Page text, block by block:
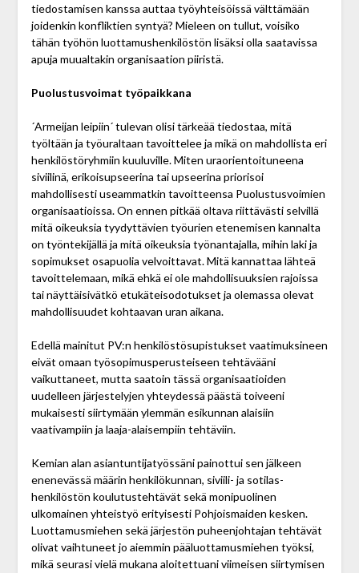
tiedostamisen kanssa auttaa työyhteisöissä välttämään
joidenkin konfliktien syntyä? Mieleen on tullut, voisiko
tähän työhön luottamushenkilöstön lisäksi olla saatavissa
apuja muualtakin organisaation piiristä.
Puolustusvoimat työpaikkana
´Armeijan leipiin´ tulevan olisi tärkeää tiedostaa, mitä
työltään ja työuraltaan tavoittelee ja mikä on mahdollista eri
henkilöstöryhmiin kuuluville. Miten uraorientoituneena
siviilinä, erikoisupseerina tai upseerina priorisoi
mahdollisesti useammatkin tavoitteensa Puolustus­voimien
organisaatioissa. On ennen pitkää oltava riittävästi selvillä
mitä oikeuksia tyydyttävien työurien etenemisen kannalta
on työntekijällä ja mitä oikeuksia työnantajalla, mihin laki ja
sopimukset osapuolia velvoittavat. Mitä kannattaa lähteä
tavoittelemaan, mikä ehkä ei ole mahdollisuuksien rajoissa
tai näyttäisivätkö etukäteisodotukset ja olemassa olevat
mahdollisuudet kohtaavan uran aikana.
Edellä mainitut PV:n henkilöstösupistukset vaatimuksineen
eivät omaan työsopimusperusteiseen tehtävääni
vaikuttaneet, mutta saatoin tässä organisaatioiden
uudelleen järjestelyjen yhteydessä päästä toiveeni
mukaisesti siirtymään ylemmän esikunnan alaisiin
vaativampiin ja laaja-alaisempiin tehtäviin.
Kemian alan asiantuntijatyössäni painottui sen jälkeen
enenevässä määrin henkilökunnan, siviili- ja sotilas­
henkilöstön koulutustehtävät sekä monipuolinen
ulkomainen yhteistyö erityisesti Pohjoismaiden kesken.
Luottamusmiehen sekä järjestön puheenjohtajan tehtävät
olivat vaihtuneet jo aiemmin pääluottamusmiehen työksi,
mikä seurasi vielä mukana aloitettuani viimeisen siirtymisen